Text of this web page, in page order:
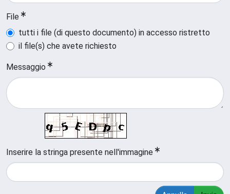
File
tutti i file (di questo documento) in accesso ristretto
il file(s) che avete richiesto
Messaggio
Inserire la stringa presente nell'immagine